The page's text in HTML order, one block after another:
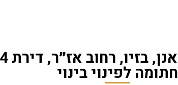
חתומה לפינוי בינוי